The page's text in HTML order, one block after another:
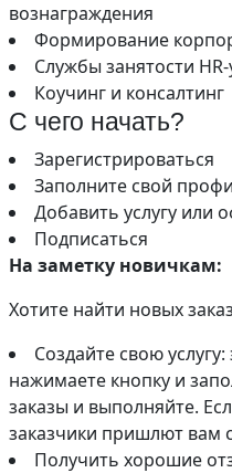
вознаграждения
Формирование
Службы занятости HR-
Коучинг и консалтинг
С чего начать?
Зарегистрироваться
Заполните свой
Добавить услугу или
Подписаться
На заметку новичкам:
Хотите найти новых
Создайте свою
нажимаете кнопку и
заказы и выполняйте.
заказчики пришлют вам
Получить хорошие